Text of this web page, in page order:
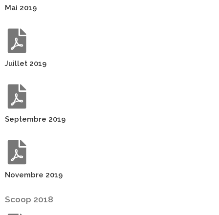
Mai 2019
Juillet 2019
Septembre 2019
Novembre 2019
Scoop 2018